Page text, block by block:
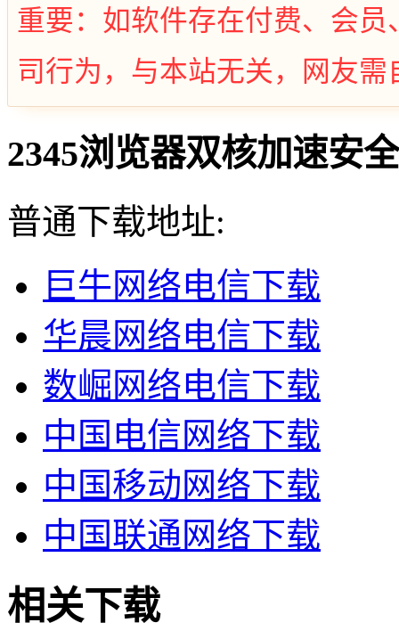
重要：如软件存在付费、会
司行为，与本站无关，网友需
2345浏览器双核加速安
普通下载地址:
巨牛网络电信下载
华晨网络电信下载
数崛网络电信下载
中国电信网络下载
中国移动网络下载
中国联通网络下载
相关下载